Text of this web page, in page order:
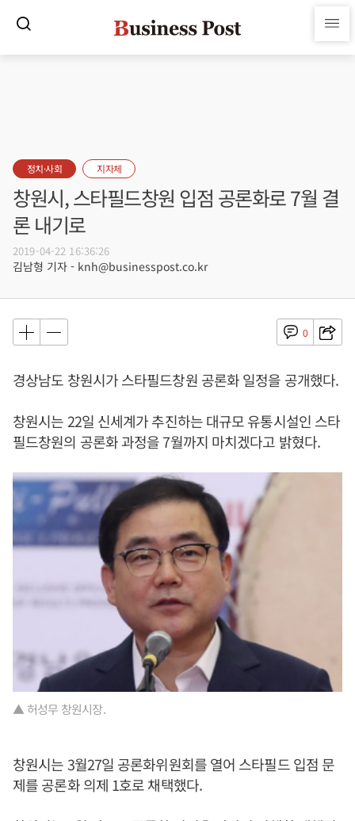
정치·사회 지자체
창원시, 스타필드창원 입점 공론화로 7월 결
론 내기로
2019-04-22 16:36:26
김남형 기자 - knh@businesspost.co.kr
0
경상남도 창원시가 스타필드창원 공론화 일정을 공개했다.
창원시는 22일 신세계가 추진하는 대규모 유통시설인 스타
필드창원의 공론화 과정을 7월까지 마치겠다고 밝혔다.
▲ 허성무 창원시장.
창원시는 3월27일 공론화위원회를 열어 스타필드 입점 문
제를 공론화 의제 1호로 채택했다.